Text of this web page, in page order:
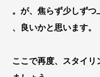
。が、焦らず少しずつ
、良いかと思います。
ここで再度、スタイリ